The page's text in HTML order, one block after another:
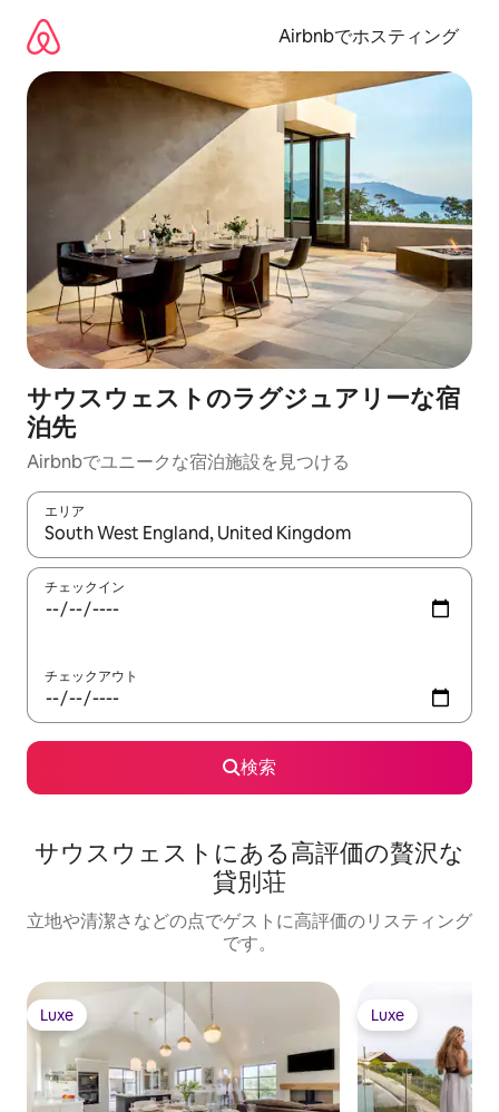
Airbnbでホスティング
サウスウェストのラグジュアリーな宿
泊先
Airbnbでユニークな宿泊施設を見つける
エリア
検索結果が表示されたら、上下の矢印キーを使って移動するか
チェックイン
チェックアウト
検索
サウスウェストに⁠あ⁠る高⁠評⁠価⁠の贅⁠沢⁠な
貸⁠別⁠荘
立地や清潔さなどの点でゲストに高評価のリスティング
です。
Luxe
Luxe Luxe
Luxe